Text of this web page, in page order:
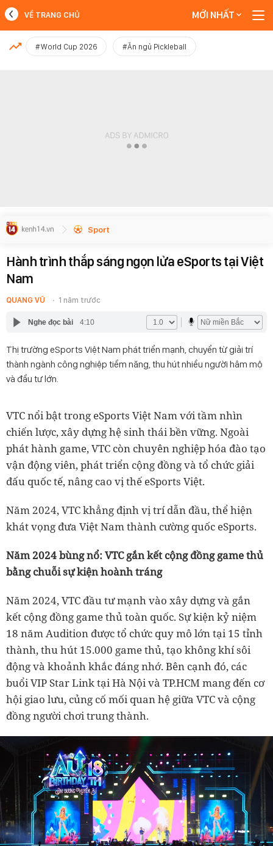
MỚI NHẤT
VỀ TRANG CHỦ MỚI NHẤT
#World Cup 2026 #Ăn ngủ Pickleball
Sport
Hành trình thắp sáng ngọn lửa eSports tại Việt
Nam
QUANG VŨ 1 năm trước
Nghe đọc bài 4:10
Thị trường eSports Việt Nam phát triển mạnh, chuyển từ giải trí
thành ngành công nghiệp tiềm năng, thu hút nhiều người hâm mộ
và đầu tư lớn.
VTC nổi bật trong eSports Việt Nam với tầm nhìn
chiến lược, xây dựng hệ sinh thái bền vững. Ngoài
phát hành game, VTC còn chuyên nghiệp hóa đào tạo
vận động viên, phát triển cộng đồng và tổ chức giải
đấu quốc tế, nâng cao vị thế eSports Việt.
Năm 2024, VTC khẳng định vị trí dẫn đầu, thể hiện
khát vọng đưa Việt Nam thành cường quốc eSports.
Năm 2024 bùng nổ: VTC gắn kết cộng đồng game thủ
bằng chuỗi sự kiện hoành tráng
Năm 2024, VTC đầu tư mạnh vào xây dựng và gắn
kết cộng đồng game thủ toàn quốc. Sự kiện kỷ niệm
18 năm Audition được tổ chức quy mô lớn tại 15 tỉnh
thành, thu hút 15.000 game thủ, tạo không khí sôi
động và khoảnh khắc đáng nhớ. Bên cạnh đó, các
buổi VIP Star Link tại Hà Nội và TP.HCM mang đến cơ
hội giao lưu, củng cố mối quan hệ giữa VTC và cộng
đồng người chơi trung thành.